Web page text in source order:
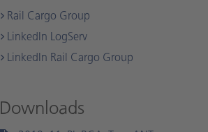
Rail Cargo Group
Lin­kedIn Log­Serv
Lin­kedIn Rail Cargo Group
Downloads